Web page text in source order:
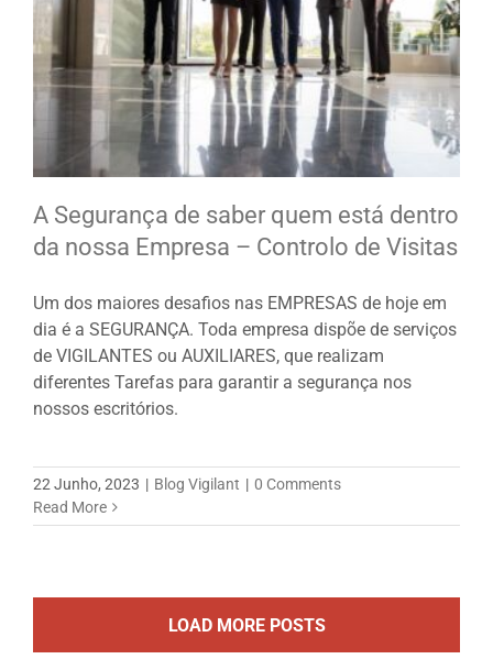
A Segurança de saber quem está dentro
da nossa Empresa – Controlo de Visitas
Um dos maiores desafios nas EMPRESAS de hoje em
dia é a SEGURANÇA. Toda empresa dispõe de serviços
de VIGILANTES ou AUXILIARES, que realizam
diferentes Tarefas para garantir a segurança nos
nossos escritórios.
22 Junho, 2023 | Blog Vigilant | 0 Comments
Read More
LOAD MORE POSTS